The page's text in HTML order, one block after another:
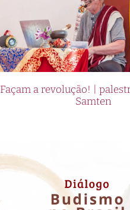
Façam a revolução! |
Samten